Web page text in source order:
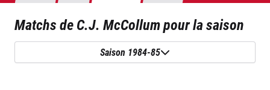
Matchs deC.J. McCollumpour la saison
Saison 1984-85